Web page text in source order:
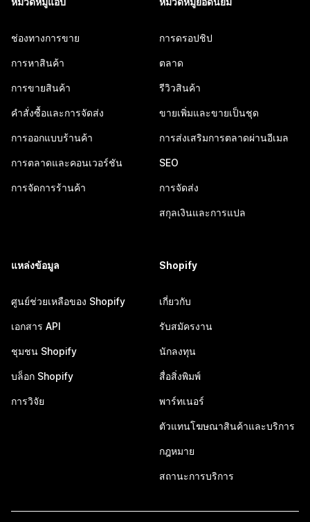
ช่องทางการขาย
การหาสินค้า
การขายสินค้า
คำสั่งซื้อและการจัดส่ง
การออกแบบร้านค้า
การตลาดและคอนเวอร์ชัน
การจัดการร้านค้า
การดรอปชิป
ตลาด
รีวิวสินค้า
ขายเพิ่มและขายเป็นชุด
การส่งเสริมการตลาดผ่านอีเมล
SEO
การจัดส่ง
สกุลเงินและการแปล
แหล่งข้อมูล
ศูนย์ช่วยเหลือของ Shopify
เอกสาร API
ชุมชน Shopify
บล็อก Shopify
การวิจัย
Shopify
เกี่ยวกับ
รับสมัครงาน
นักลงทุน
สื่อสิ่งพิมพ์
พาร์ทเนอร์
ตัวแทนโฆษณาสินค้าและบริการ
กฎหมาย
สถานะการบริการ